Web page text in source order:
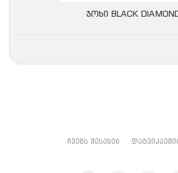
ᲯᲝᲮᲘ BLACK
ᲩᲕᲔᲜᲡ ᲨᲔᲡᲐᲮᲔᲑ